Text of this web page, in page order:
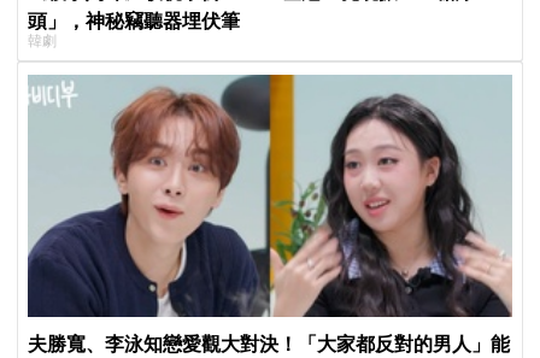
頭」，神秘竊聽器埋伏筆
韓劇
夫勝寬、李泳知戀愛觀大對決！「大家都反對的男人」能